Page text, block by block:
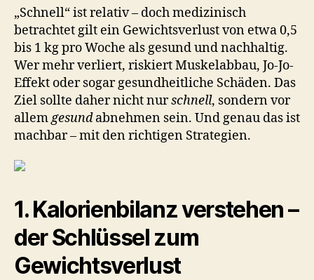
gesunden
Gewichtsverlust
in
kurzer
Zeit
„Schnell“ ist relativ – doch medizinisch
betrachtet gilt ein Gewichtsverlust von etwa 0,5
bis 1 kg pro Woche als gesund und nachhaltig.
Wer mehr verliert, riskiert Muskelabbau, Jo-Jo-
Effekt oder sogar gesundheitliche Schäden. Das
Ziel sollte daher nicht nurschnell, sondern vor
allemgesundabnehmen sein. Und genau das ist
machbar – mit den richtigen Strategien.
1. Kalorienbilanz verstehen –
der Schlüssel zum
Gewichtsverlust